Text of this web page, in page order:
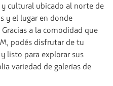
cultural ubicado al norte de
y el lugar en donde
a la comodidad que
podés disfrutar de tu
listo para explorar sus
variedad de galerías de